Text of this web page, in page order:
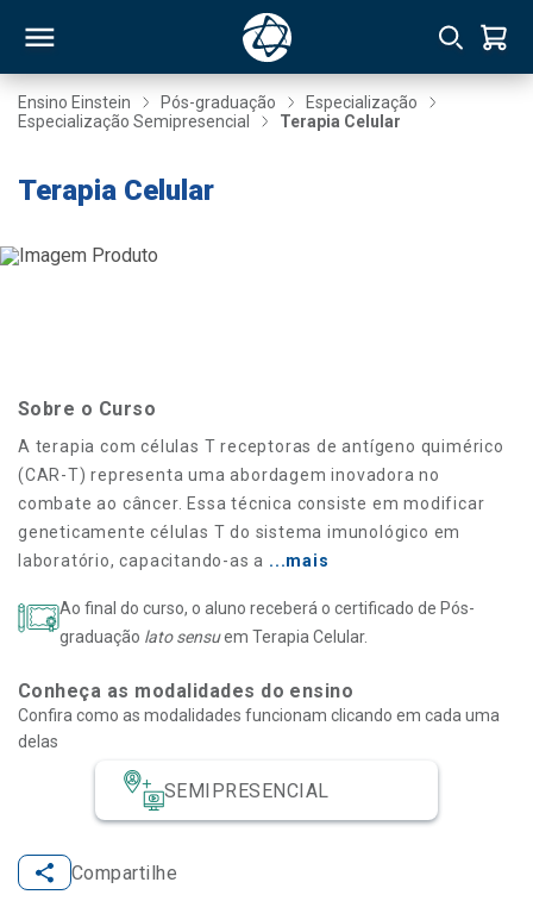
Ensino Einstein Pós-graduação
Especialização
Especialização Semipresencial
Terapia Celular
Terapia Celular
Sobre o Curso
A terapia com células T receptoras de antígeno quimérico
(CAR-T) representa uma abordagem inovadora no
combate ao câncer. Essa técnica consiste em modificar
geneticamente células T do sistema imunológico em
laboratório, capacitando-as a ...mais
Ao final do curso, o aluno receberá o certificado de Pós-
graduação lato sensuem Terapia Celular.
Conheça as modalidades do ensino
SEMIPRESENCIAL
Confira como as modalidades funcionam clicando em cada uma
delas
Compartilhe